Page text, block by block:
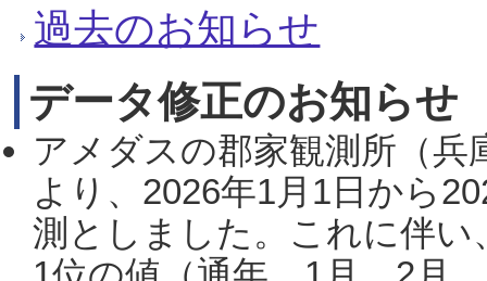
過去のお知らせ
データ修正のお知らせ
アメダスの郡家観測所（
より、2026年1月1日から
測としました。これに伴い